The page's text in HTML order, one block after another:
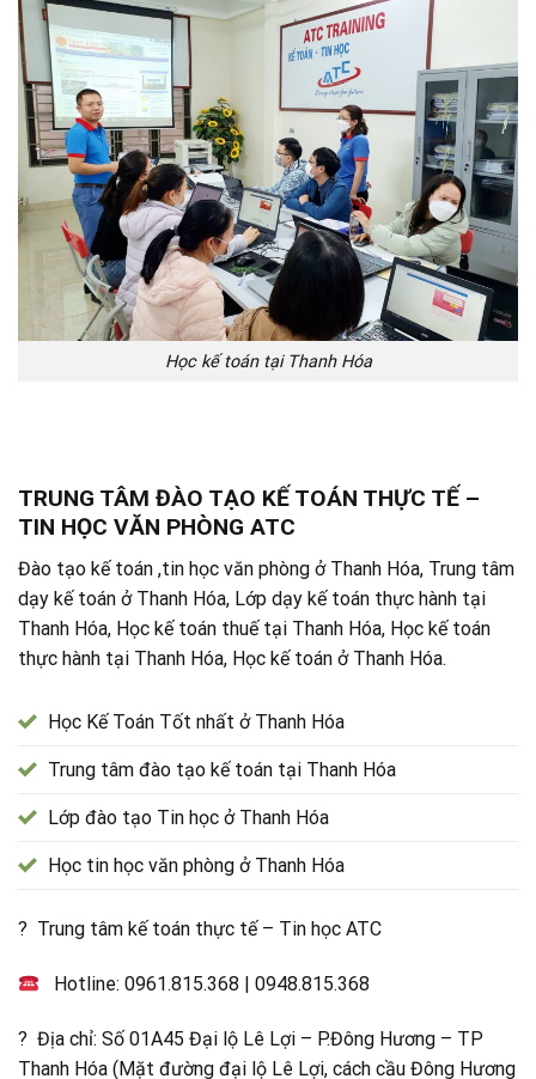
Học kế toán tại Thanh Hóa
TRUNG TÂM ĐÀO TẠO KẾ TOÁN THỰC TẾ –
TIN HỌC VĂN PHÒNG ATC
Đào tạo kế toán ,tin học văn phòng ở Thanh Hóa, Trung tâm
dạy kế toán ở Thanh Hóa, Lớp dạy kế toán thực hành tại
Thanh Hóa, Học kế toán thuế tại Thanh Hóa, Học kế toán
thực hành tại Thanh Hóa, Học kế toán ở Thanh Hóa.
Học Kế Toán Tốt nhất ở Thanh Hóa
Trung tâm đào tạo kế toán tại Thanh Hóa
Lớp đào tạo Tin học ở Thanh Hóa
Học tin học văn phòng ở Thanh Hóa
? Trung tâm kế toán thực tế – Tin học ATC
Hotline:0961.815.368 |0948.815.368
? Địa chỉ: Số 01A45 Đại lộ Lê Lợi – P.Đông Hương – TP
Thanh Hóa (Mặt đường đại lộ Lê Lợi, cách cầu Đông Hương